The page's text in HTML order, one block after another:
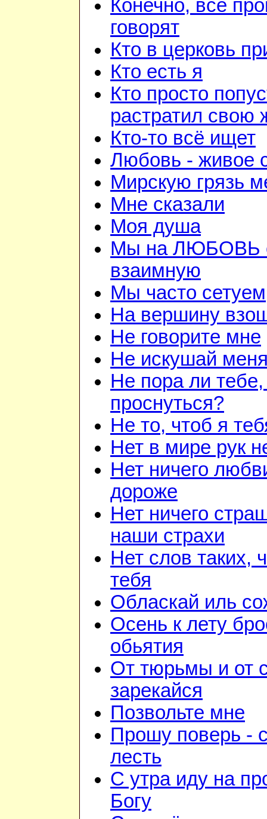
Конечно, все
говорят
Кто в церковь
Кто есть я
Кто просто
растратил свою
Кто-то всё ищет
Любовь - живое
Мирскую грязь
Мне сказали
Моя душа
Мы на ЛЮБОВЬ
взаимную
Мы часто сетуем
На вершину
Не говорите мне
Не искушай
Не пора ли
проснуться?
Не то, чтоб я
Нет в мире рук
Нет ничего
дороже
Нет ничего
наши страхи
Нет слов таких,
тебя
Обласкай иль
Осень к лету
обьятия
От тюрьмы и от
зарекайся
Позвольте мне
Прошу поверь -
лесть
С утра иду на
Богу